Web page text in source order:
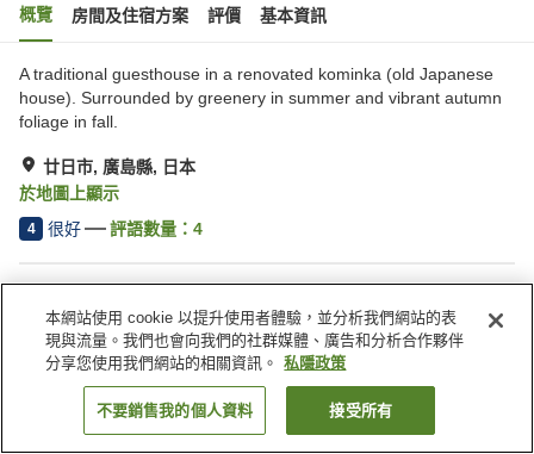
概覽 房間及住宿方案 評價 基本資訊
A traditional guesthouse in a renovated kominka (old Japanese
house). Surrounded by greenery in summer and vibrant autumn
foliage in fall.
廿日市, 廣島縣, 日本
於地圖上顯示
4 很好 評語數量： 4
停車場 共用廚房
找客房
本網站使用 cookie 以提升使用者體驗，並分析我們網站的表
現與流量。我們也會向我們的社群媒體、廣告和分析合作夥伴
分享您使用我們網站的相關資訊。
私隱政策
不要銷售我的個人資料 接受所有